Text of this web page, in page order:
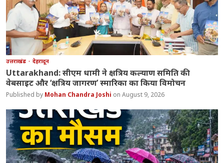
उत्तराखंड देहरादून
Uttarakhand: सीएम धामी ने क्षत्रिय कल्याण समिति की
वेबसाइट और ‘क्षत्रिय जागरण’ स्मारिका का किया विमोचन
Mohan Chandra Joshi August 9, 2026